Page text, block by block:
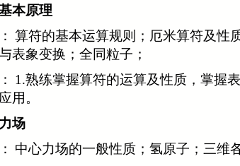
本原理
算符的基本运算规则；厄米算符及性
表象变换；全同粒子；
1.熟练掌握算符的运算及性质，掌握
用。
场
中心力场的一般性质；氢原子；三维